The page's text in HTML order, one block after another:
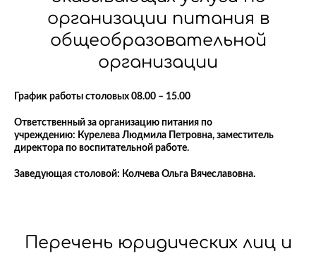
организации питания в
общеобразовательной
организации
График работы столовых 08.00 – 15.00
Ответственный за организацию питания по
учреждению: Курелева Людмила Петровна, заместитель
директора по воспитательной работе.
Заведующая столовой: Колчева Ольга Вячеславовна.
Перечень юридических лиц и